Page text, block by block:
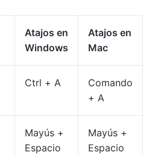
Atajos en
Windows
Atajos en
Mac
Ctrl + A
Comando
+ A
Mayús +
Espacio
Mayús +
Espacio